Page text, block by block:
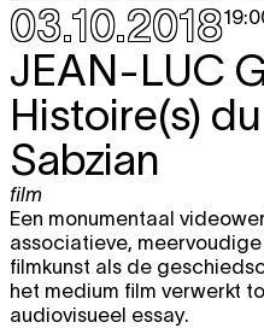
03.10.2018
JEAN-LUC
Histoire(s)
Sabzian
film
Een monumentaal
associatieve,
filmkunst als de
het medium film verwerkt
audiovisueel essay.